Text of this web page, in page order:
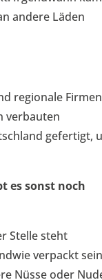
andere Läden
regionale
verbauten
gefertigt,
es sonst noch
Stelle steht
verpackt
Nüsse oder